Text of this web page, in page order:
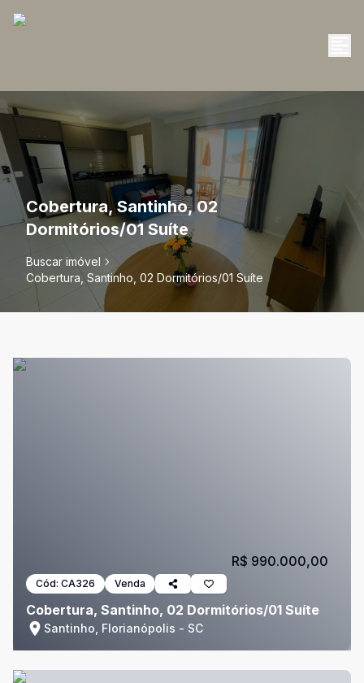
Cobertura, Santinho, 02
Dormitórios/01 Suíte
Buscar imóvel
Cobertura, Santinho, 02 Dormitórios/01 Suíte
Cód: CA326 Venda
Cobertura, Santinho, 02 Dormitórios/01 Suíte
Santinho, Florianópolis - SC
R$ 990.000,00